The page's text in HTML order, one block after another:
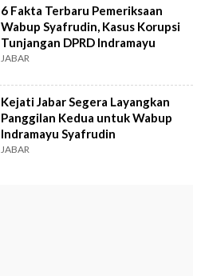
6 Fakta Terbaru Pemeriksaan
Wabup Syafrudin, Kasus Korupsi
Tunjangan DPRD Indramayu
JABAR
Kejati Jabar Segera Layangkan
Panggilan Kedua untuk Wabup
Indramayu Syafrudin
JABAR